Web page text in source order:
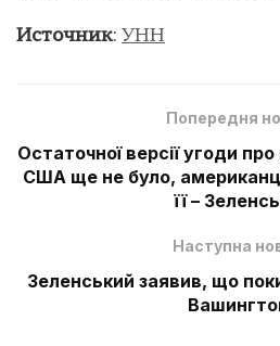
Источник: УНН
Попередня
Остаточної версії угоди
США ще не було,
її –
Наступна
Зеленський заявив, що